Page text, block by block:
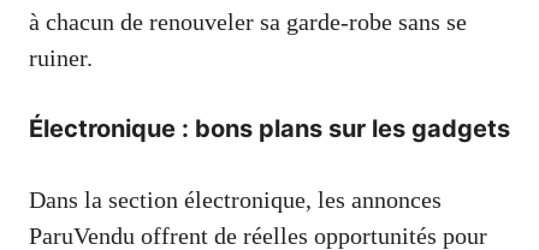
à chacun de renouveler sa garde-robe sans se
ruiner.
Électronique : bons plans sur les gadgets
Dans la section électronique, les annonces
ParuVendu offrent de réelles opportunités pour